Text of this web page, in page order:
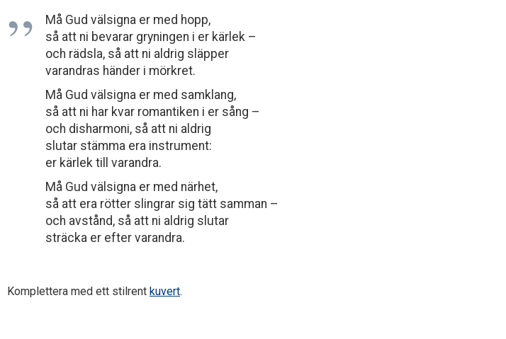
Må Gud välsigna er med hopp,
så att ni bevarar gryningen i er kärlek –
och rädsla, så att ni aldrig släpper
varandras händer i mörkret.
Må Gud välsigna er med samklang,
så att ni har kvar romantiken i er sång –
och disharmoni, så att ni aldrig
slutar stämma era instrument:
er kärlek till varandra.
Må Gud välsigna er med närhet,
så att era rötter slingrar sig tätt samman –
och avstånd, så att ni aldrig slutar
sträcka er efter varandra.
Komplettera med ett stilrentkuvert.